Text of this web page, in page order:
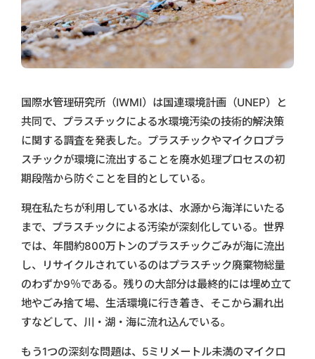
国際水管理研究所（IWMI）は国連環境計画（UNEP）と
共同で、プラスチックによる水環境汚染の技術的解決策
に関する調査を発表した。プラスチックやマイクロプラ
スチックが環境に流出することを廃水処理プロセスの初
期段階から防ぐことを目的としている。
現在私たちが利用している水は、水源から海洋にいたる
まで、プラスチックによる汚染が深刻化している。世界
では、年間約800万トンのプラスチックごみが海に流出
し、リサイクルされているのはプラスチック廃棄物総量
のわずか9％である。残りの大部分は最終的には埋め立て
地やごみ捨て場、生活環境に行き着き、そこから漏れ出
すなどして、川・湖・海に流れ込んでいる。
もう1つの深刻な問題は、5ミリメートル未満のマイクロ